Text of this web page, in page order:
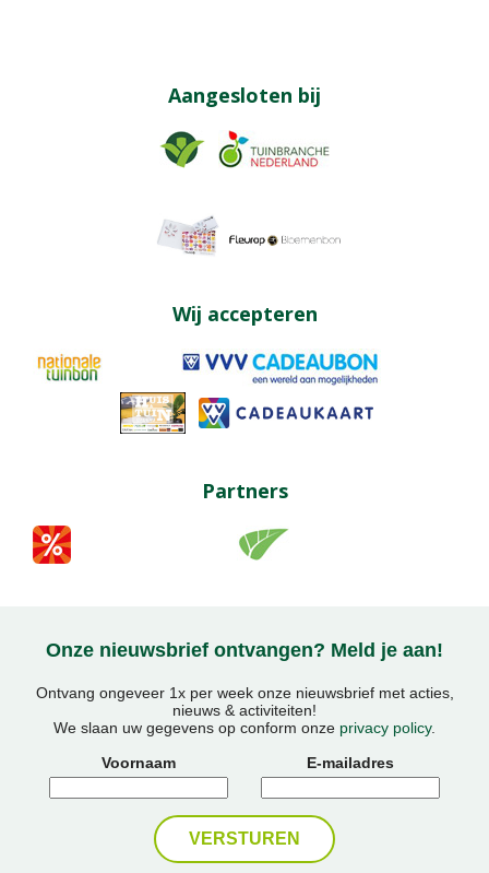
Aangesloten bij
Wij accepteren
Partners
Onze nieuwsbrief ontvangen? Meld je aan!
Ontvang ongeveer 1x per week onze nieuwsbrief met acties,
nieuws & activiteiten!
We slaan uw gegevens op conform onze privacy policy.
Voornaam
E-mailadres